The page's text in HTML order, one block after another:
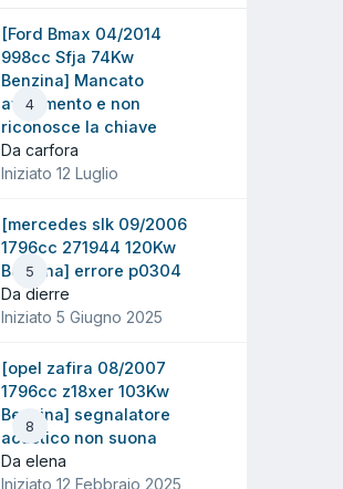
4
[Ford Bmax 04/2014
998cc Sfja 74Kw
Benzina] Mancato
avviamento e non
riconosce la chiave
Da carfora
Iniziato 12 Luglio
5
[mercedes slk 09/2006
1796cc 271944 120Kw
Benzina] errore p0304
Da dierre
Iniziato 5 Giugno 2025
8
[opel zafira 08/2007
1796cc z18xer 103Kw
Benzina] segnalatore
acustico non suona
Da elena
Iniziato 12 Febbraio 2025